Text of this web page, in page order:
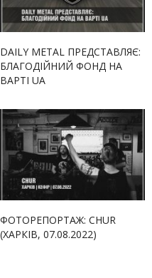
DAILY METAL ПРЕДСТАВЛЯЄ:
БЛАГОДІЙНИЙ ФОНД НА
ВАРТІ UA
ФОТОРЕПОРТАЖ: CHUR
(ХАРКІВ, 07.08.2022)